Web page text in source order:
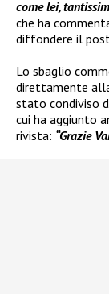
come lei,
che ha
diffondere il
Lo sbaglio
direttamente
stato condiviso
cui ha aggiunto
rivista: “Grazie